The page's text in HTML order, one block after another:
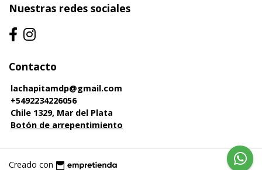
Nuestras redes sociales
Contacto
lachapitamdp@gmail.com
+5492234226056
Chile 1329, Mar del Plata
Botón de arrepentimiento
Creado con